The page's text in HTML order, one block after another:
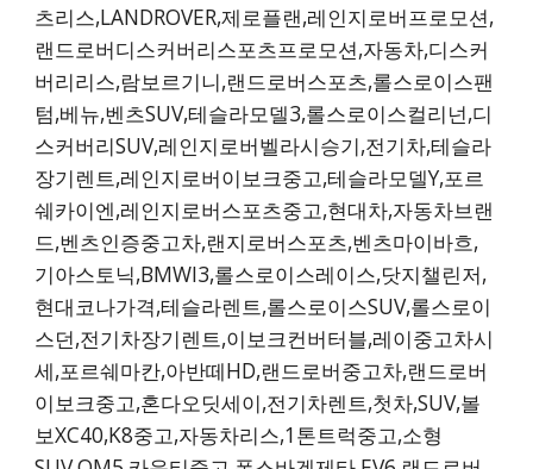
츠리스,LANDROVER,제로플랜,레인지로버프로모션,
랜드로버디스커버리스포츠프로모션,자동차,디스커
버리리스,람보르기니,랜드로버스포츠,롤스로이스팬
텀,베뉴,벤츠SUV,테슬라모델3,롤스로이스컬리넌,디
스커버리SUV,레인지로버벨라시승기,전기차,테슬라
장기렌트,레인지로버이보크중고,테슬라모델Y,포르
쉐카이엔,레인지로버스포츠중고,현대차,자동차브랜
드,벤츠인증중고차,랜지로버스포츠,벤츠마이바흐,
기아스토닉,BMWI3,롤스로이스레이스,닷지챌린저,
현대코나가격,테슬라렌트,롤스로이스SUV,롤스로이
스던,전기차장기렌트,이보크컨버터블,레이중고차시
세,포르쉐마칸,아반떼HD,랜드로버중고차,랜드로버
이보크중고,혼다오딧세이,전기차렌트,첫차,SUV,볼
보XC40,K8중고,자동차리스,1톤트럭중고,소형